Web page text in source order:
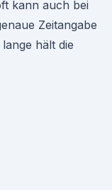
kann auch bei
Zeitangabe
hält die